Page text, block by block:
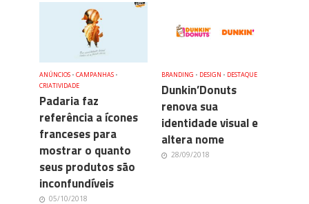
ANÚNCIOS • CAMPANHAS •
CRIATIVIDADE
Padaria faz
referência a ícones
franceses para
mostrar o quanto
seus produtos são
inconfundíveis
05/10/2018
BRANDING • DESIGN • DESTAQUE
Dunkin’Donuts
renova sua
identidade visual e
altera nome
28/09/2018